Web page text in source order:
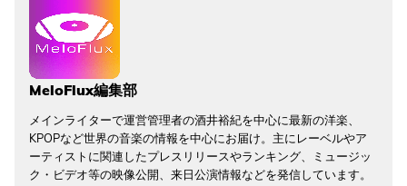
MeloFlux編集部
メインライターで運営管理者の酒井裕紀を中心に最新の洋楽、
KPOPなど世界の音楽の情報を中心にお届け。主にレーベルやア
ーティストに関連したプレスリリースやランキング、ミュージッ
ク・ビデオ等の映像公開、来日公演情報などを発信しています。